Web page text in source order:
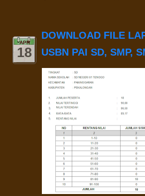
APR
18
DOWNLOAD FILE
USBN PAI SD, SMP,